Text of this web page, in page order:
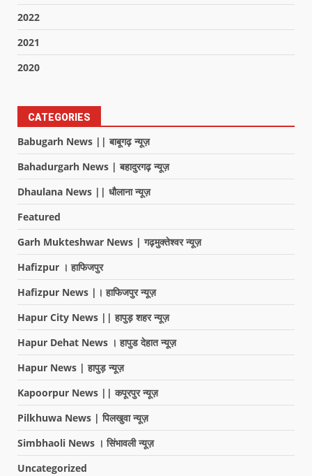
2022
2021
2020
CATEGORIES
Babugarh News || बाबूगढ़ न्यूज़
Bahadurgarh News | बहादुरगढ़ न्यूज़
Dhaulana News || धौलाना न्यूज़
Featured
Garh Mukteshwar News | गढ़मुक्तेश्वर न्यूज़
Hafizpur । हाफिजपुर
Hafizpur News |। हाफिजपुर न्यूज़
Hapur City News || हापुड़ शहर न्यूज़
Hapur Dehat News । हापुड देहात न्यूज़
Hapur News | हापुड़ न्यूज़
Kapoorpur News || कपूरपुर न्यूज़
Pilkhuwa News | पिलखुवा न्यूज़
Simbhaoli News । सिंभावली न्यूज़
Uncategorized